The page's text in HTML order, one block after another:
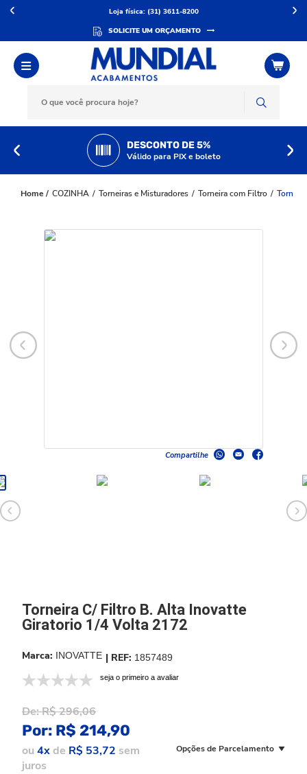
Loja física: (31) 3611-8200
SOLICITE UM ORÇAMENTO
DESCONTO DE 5%
Válido para PIX e boleto
COZINHA Torneiras e Misturadores Torneira com Filtro
Compartilhe
Torneira C/ Filtro B. Alta Inovatte
Giratorio 1/4 Volta 2172
INOVATTE 1857489
seja o primeiro a avaliar
De:R$ 296,06
Por: R$ 214,90
ou 4xde R$ 53,72 sem
juros
Opções de Parcelamento